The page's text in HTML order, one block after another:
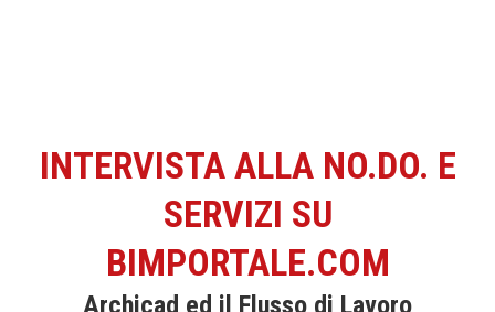
INTERVISTA ALLA NO.DO. E
SERVIZI SU
BIMPORTALE.COM
Archicad ed il Flusso di Lavoro